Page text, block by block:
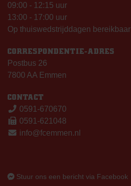
09:00 - 12:15 uur
13:00 - 17:00 uur
Op thuiswedstrijddagen
CORRESPONDENTIE-ADRES
Postbus 26
7800 AA Emmen
CONTACT
0591-670670
0591-621048
info@fcemmen.nl
Stuur ons een bericht via Facebook